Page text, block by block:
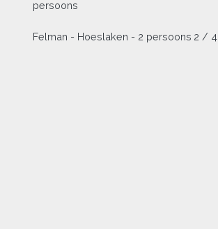
persoons
Felman - Hoeslaken - 2 persoons 2 / 4